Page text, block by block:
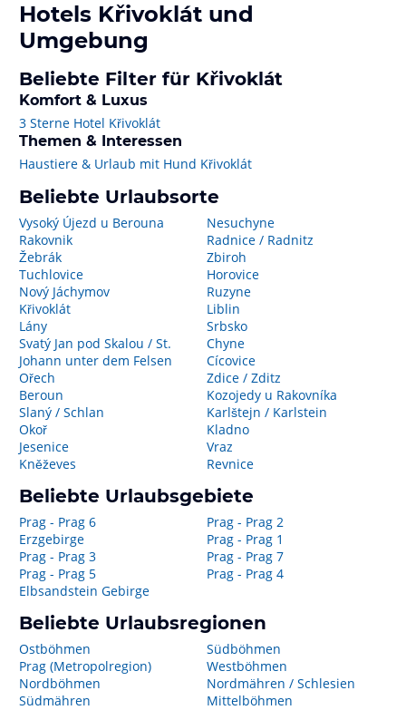
Hotels Křivoklát und
Umgebung
Beliebte Filter für Křivoklát
Komfort & Luxus
3 Sterne Hotel Křivoklát
Themen & Interessen
Haustiere & Urlaub mit Hund Křivoklát
Beliebte Urlaubsorte
Vysoký Újezd u Berouna
Rakovnik
Žebrák
Tuchlovice
Nový Jáchymov
Křivoklát
Lány
Svatý Jan pod Skalou / St.
Johann unter dem Felsen
Ořech
Beroun
Slaný / Schlan
Okoř
Jesenice
Kněževes
Nesuchyne
Radnice / Radnitz
Zbiroh
Horovice
Ruzyne
Liblin
Srbsko
Chyne
Cícovice
Zdice / Zditz
Kozojedy u Rakovníka
Karlštejn / Karlstein
Kladno
Vraz
Revnice
Beliebte Urlaubsgebiete
Prag - Prag 6
Erzgebirge
Prag - Prag 3
Prag - Prag 5
Elbsandstein Gebirge
Prag - Prag 2
Prag - Prag 1
Prag - Prag 7
Prag - Prag 4
Beliebte Urlaubsregionen
Ostböhmen
Prag (Metropolregion)
Nordböhmen
Südmähren
Südböhmen
Westböhmen
Nordmähren / Schlesien
Mittelböhmen